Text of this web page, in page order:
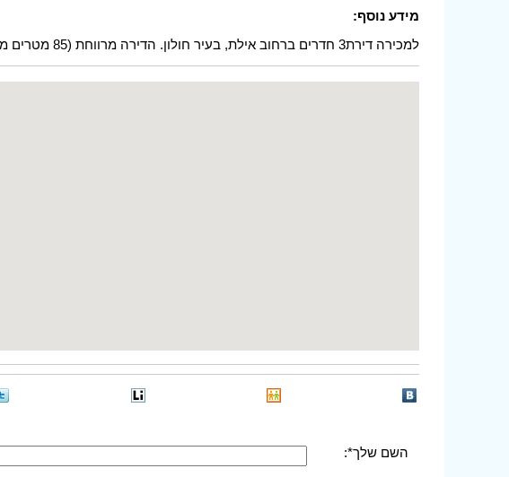
מידע נוסף:
למכירה דירת3 חדרים ברחוב אילת, בעיר חולון. הדירה מרווחת (85 מטרים מרובעים) מתוחזקת, במצב מצוין.
השם שלך*: